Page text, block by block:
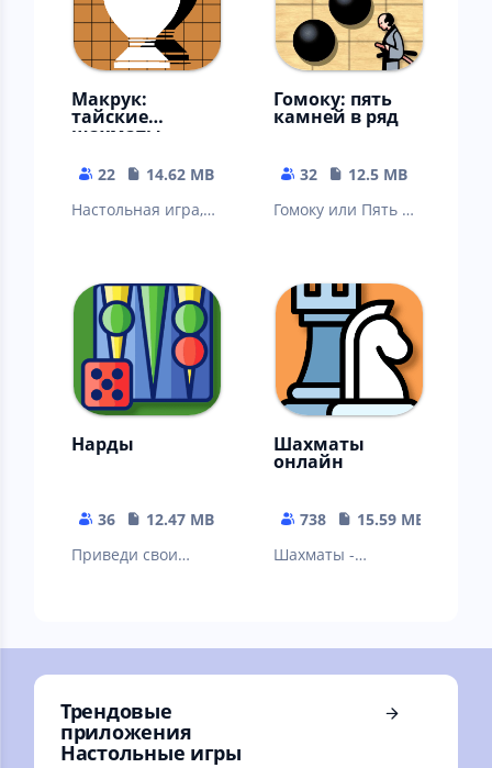
Макрук:
тайские
шахматы
22
14.62 MB
Настольная игра,
Гомоку: пять
камней в ряд
32
12.5 MB
Гомоку или Пять в
строгость шахмат,
логику шашек
Нарды
36
12.47 MB
Приведи свои
сделает противни
Шахматы
онлайн
738
15.59 MB
Шахматы -
игра
Трендовые
приложения
Настольные игры